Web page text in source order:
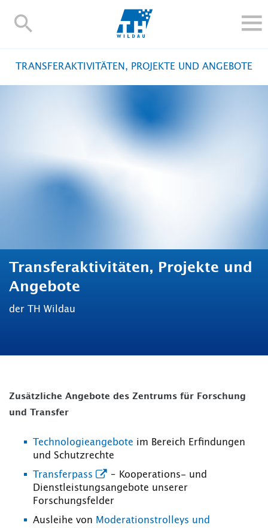
TH-
STUDIEREN UND WEITERBILDEN
BESCHÄFTIGTE
TRANSFERAKTIVITÄTEN, PROJEKTE UND ANGEBOTE
Transferaktivitäten, Projekte und
Angebote
der TH Wildau
Zusätzliche Angebote des Zentrums für Forschung
und Transfer
Technologieangebote im Bereich Erfindungen
und Schutzrechte
Transferpass
– Kooperations- und
Dienstleistungsangebote unserer
Forschungsfelder
Ausleihe von Moderationstrolleys und